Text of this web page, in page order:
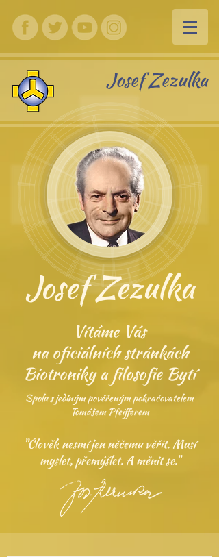
Josef Zezulka
Josef Zezulka
Vítáme Vás
na oficiálních stránkách
Biotroniky a filosofie Bytí
Spolu s jediným pověřeným pokračovatelem
Tomášem Pfeifferem
"Člověk nesmí jen něčemu věřit. Musí
myslet, přemýšlet. A měnit se."